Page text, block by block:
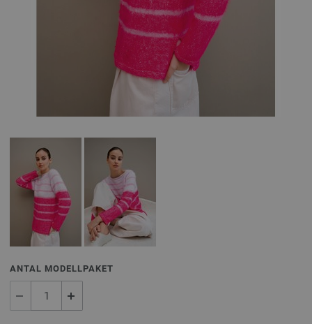
ANTAL MODELLPAKET